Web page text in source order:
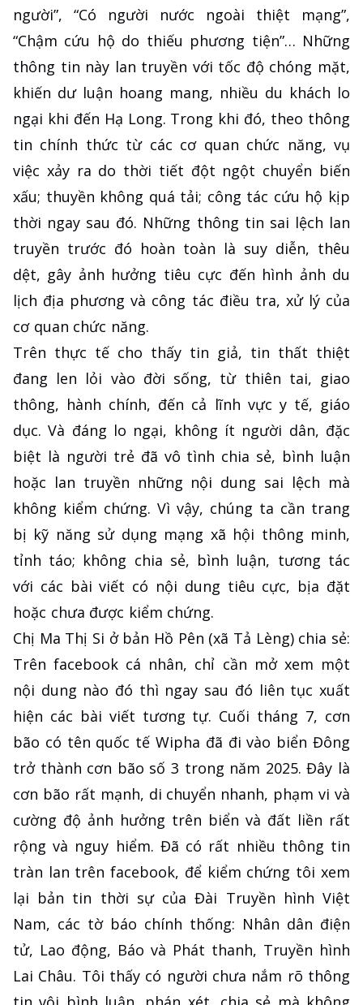
người”, “Có người nước ngoài thiệt mạng”,
“Chậm cứu hộ do thiếu phương tiện”… Những
thông tin này lan truyền với tốc độ chóng mặt,
khiến dư luận hoang mang, nhiều du khách lo
ngại khi đến Hạ Long. Trong khi đó, theo thông
tin chính thức từ các cơ quan chức năng, vụ
việc xảy ra do thời tiết đột ngột chuyển biến
xấu; thuyền không quá tải; công tác cứu hộ kịp
thời ngay sau đó. Những thông tin sai lệch lan
truyền trước đó hoàn toàn là suy diễn, thêu
dệt, gây ảnh hưởng tiêu cực đến hình ảnh du
lịch địa phương và công tác điều tra, xử lý của
cơ quan chức năng.
Trên thực tế cho thấy tin giả, tin thất thiệt
đang len lỏi vào đời sống, từ thiên tai, giao
thông, hành chính, đến cả lĩnh vực y tế, giáo
dục. Và đáng lo ngại, không ít người dân, đặc
biệt là người trẻ đã vô tình chia sẻ, bình luận
hoặc lan truyền những nội dung sai lệch mà
không kiểm chứng. Vì vậy, chúng ta cần trang
bị kỹ năng sử dụng mạng xã hội thông minh,
tỉnh táo; không chia sẻ, bình luận, tương tác
với các bài viết có nội dung tiêu cực, bịa đặt
hoặc chưa được kiểm chứng.
Chị Ma Thị Si ở bản Hồ Pên (xã Tả Lèng) chia sẻ:
Trên facebook cá nhân, chỉ cần mở xem một
nội dung nào đó thì ngay sau đó liên tục xuất
hiện các bài viết tương tự. Cuối tháng 7, cơn
bão có tên quốc tế Wipha đã đi vào biển Đông
trở thành cơn bão số 3 trong năm 2025. Đây là
cơn bão rất mạnh, di chuyển nhanh, phạm vi và
cường độ ảnh hưởng trên biển và đất liền rất
rộng và nguy hiểm. Đã có rất nhiều thông tin
tràn lan trên facebook, để kiểm chứng tôi xem
lại bản tin thời sự của Đài Truyền hình Việt
Nam, các tờ báo chính thống: Nhân dân điện
tử, Lao động, Báo và Phát thanh, Truyền hình
Lai Châu. Tôi thấy có người chưa nắm rõ thông